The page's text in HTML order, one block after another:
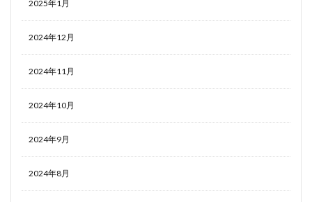
2025年1月
2024年12月
2024年11月
2024年10月
2024年9月
2024年8月